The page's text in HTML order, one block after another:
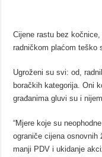
Cijene rastu bez
radničkom plaćom teško
Ugroženi su svi: od,
boračkih kategorija. Oni
građanima gluvi su i
“Mjere koje su
ograniče cijena osnovnih
manji PDV i ukidanje